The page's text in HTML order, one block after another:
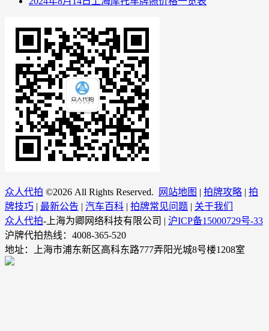
众人代拍 ©2026 All Rights Reserved. 网站地图 | 拍牌攻略 | 拍
牌技巧 | 最新公告 | 汽车百科 | 拍牌常见问题 | 关于我们
众人代拍-上海为卿网络科技有限公司 | 沪ICP备15000729号-33
沪牌代拍热线：4008-365-520
地址：上海市浦东新区高科东路777弄阳光城8号楼1208室